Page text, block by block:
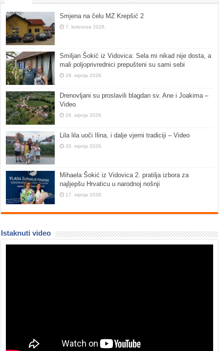
Smjena na čelu MZ Krepšić 2
7. kolovoza 2026.
Smiljan Šokić iz Vidovica: Sela mi nikad nije dosta, a
mali poljoprivrednici prepušteni su sami sebi
28. srpnja 2026.
Drenovljani su proslavili blagdan sv. Ane i Joakima –
Video
26. srpnja 2026.
Lila lila uoči Ilina, i dalje vjerni tradiciji – Video
20. srpnja 2026.
Mihaela Šokić iz Vidovica 2. pratilja izbora za
najljepšu Hrvaticu u narodnoj nošnji
17. srpnja 2026.
Istaknuti video